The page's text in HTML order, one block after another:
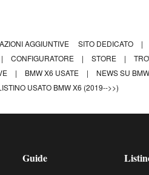
AGGIUNTIVE SITO DEDICATO |
| CONFIGURATORE | STORE |
| BMW X6 USATE | NEWS SU
USATO BMW X6 (2019-->>)
Guide